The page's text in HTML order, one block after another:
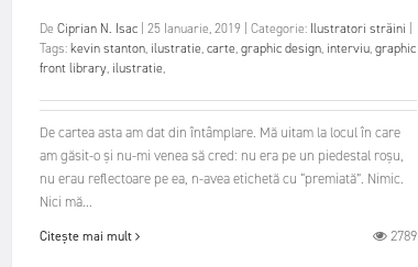
De Ciprian N. Isac 25 Ianuarie, 2019 Categorie: Ilustratori străini
Tags:kevin stanton, ilustratie,carte,graphic design, interviu,graphic
front library, ilustratie,
De cartea asta am dat din întâmplare. Mă uitam la locul în care
am găsit-o și nu-mi venea să cred: nu era pe un piedestal roșu,
nu erau reflectoare pe ea, n-avea etichetă cu “premiată”. Nimic.
Nici mă...
Citește mai mult 2789